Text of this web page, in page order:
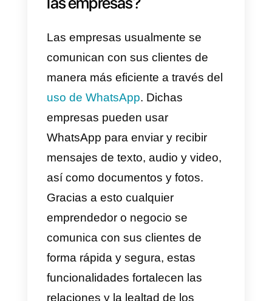
una solución muy eficaz para
este tipo de prácticas, ha dado
una ventana de éxito a todas
esas empresas que quieren
mejorar la comunicación y la
relación con sus clientes.
En este artículo, vamos a
descubrir que es y como usar
WhatsApp Empresarial como
una solución de mensajería
eficaz para las empresas